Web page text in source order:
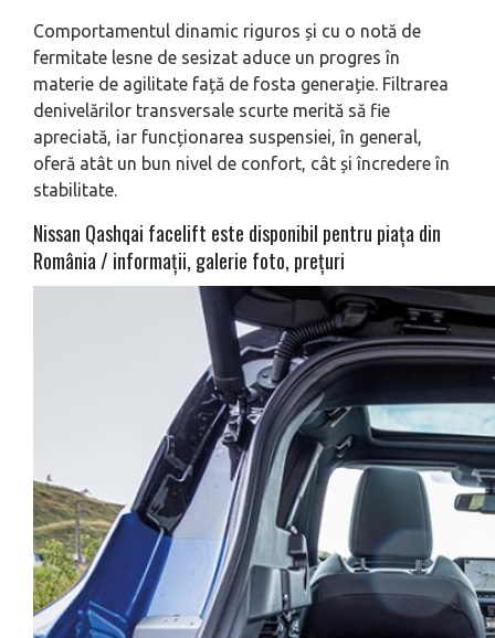
Comportamentul dinamic riguros și cu o notă de
fermitate lesne de sesizat aduce un progres în
materie de agilitate față de fosta generație. Filtrarea
denivelărilor transversale scurte merită să fie
apreciată, iar funcționarea suspensiei, în general,
oferă atât un bun nivel de confort, cât și încredere în
stabilitate.
Nissan Qashqai facelift este disponibil pentru piața din
România / informații, galerie foto, prețuri